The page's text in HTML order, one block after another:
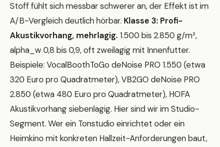
Stoff fühlt sich messbar schwerer an, der Effekt ist im
A/B-Vergleich deutlich hörbar. Klasse 3: Profi-
Akustikvorhang, mehrlagig. 1.500 bis 2.850 g/m²,
alpha_w 0,8 bis 0,9, oft zweilagig mit Innenfutter.
Beispiele: VocalBoothToGo deNoise PRO 1.550 (etwa
320 Euro pro Quadratmeter), VB2GO deNoise PRO
2.850 (etwa 480 Euro pro Quadratmeter), HOFA
Akustikvorhang siebenlagig. Hier sind wir im Studio-
Segment. Wer ein Tonstudio einrichtet oder ein
Heimkino mit konkreten Hallzeit-Anforderungen baut,